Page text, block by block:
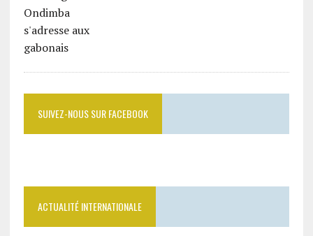
SUIVEZ-NOUS SUR FACEBOOK
ACTUALITÉ INTERNATIONALE